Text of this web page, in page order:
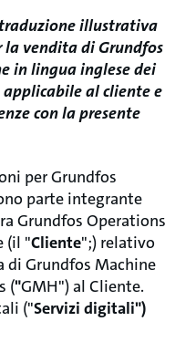
illustrativa
vendita di Grundfos
in lingua inglese dei
al cliente e
con la presente
per Grundfos
parte integrante
Grundfos Operations
(il "Cliente";) relativo
di Grundfos Machine
("GMH") al Cliente.
("Servizi digitali")